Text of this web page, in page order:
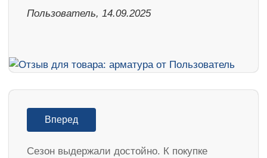
Пользователь, 14.09.2025
Вперед
Cезон выдержали достойно. К покупке